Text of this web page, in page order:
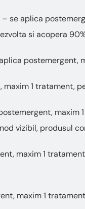
se aplica
si acopera
postemergent,
1 tratament,
maxim
vizibil, produsul
maxim 1
maxim 1